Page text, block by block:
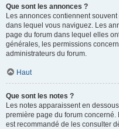
Que sont les annonces ?
Les annonces contiennent
dans lequel vous naviguez. Les
page du forum dans lequel elles
générales, les permissions
administrateurs du forum.
Haut
Que sont les notes ?
Les notes apparaissent en
première page du forum concerné.
est recommandé de les consulter